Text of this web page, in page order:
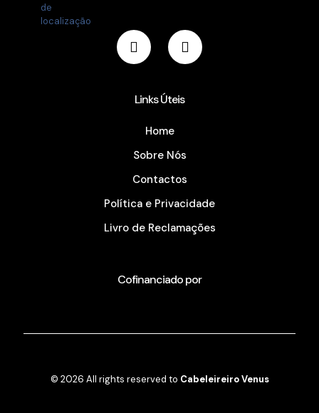
Links Úteis
Home
Sobre Nós
Contactos
Política e Privacidade
Livro de Reclamações
Cofinanciado por
© 2026 All rights reserved to Cabeleireiro Venus